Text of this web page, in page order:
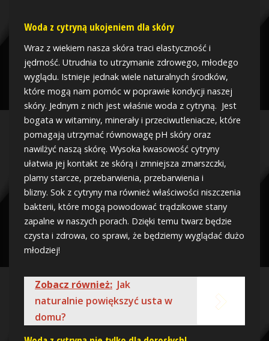
Woda z cytryną ukojeniem dla skóry
Wraz z wiekiem nasza skóra traci elastyczność i
jędrność. Utrudnia to utrzymanie zdrowego, młodego
wyglądu. Istnieje jednak wiele naturalnych środków,
które mogą nam pomóc w poprawie kondycji naszej
skóry. Jednym z nich jest właśnie woda z cytryną. Jest
bogata w witaminy, minerały i przeciwutleniacze, które
pomagają utrzymać równowagę pH skóry oraz
nawilżyć naszą skórę. Wysoka kwasowość cytryny
ułatwia jej kontakt ze skórą i zmniejsza zmarszczki,
plamy starcze, przebarwienia, przebarwienia i
blizny. Sok z cytryny ma również właściwości niszczenia
bakterii, które mogą powodować trądzikowe stany
zapalne w naszych porach. Dzięki temu twarz będzie
czysta i zdrowa, co sprawi, że będziemy wyglądać dużo
młodziej!
Zobacz również: Jak
naturalnie powiększyć usta w
domu?